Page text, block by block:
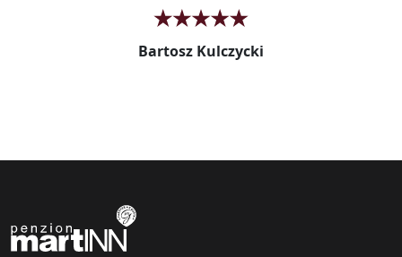
Bartosz Kulczycki